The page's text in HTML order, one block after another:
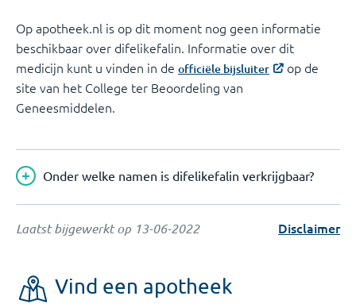
Op apotheek.nl is op dit moment nog geen informatie
beschikbaar over difelikefalin. Informatie over dit
medicijn kunt u vinden in de officiële bijsluiter
op de
site van het College ter Beoordeling van
Geneesmiddelen.
Onder welke namen is difelikefalin verkrijgbaar?
Laatst bijgewerkt op 13-06-2022 Disclaimer
Vind een apotheek